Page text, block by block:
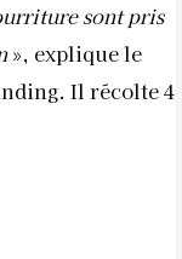
sont pris
», explique le
Il récolte 4